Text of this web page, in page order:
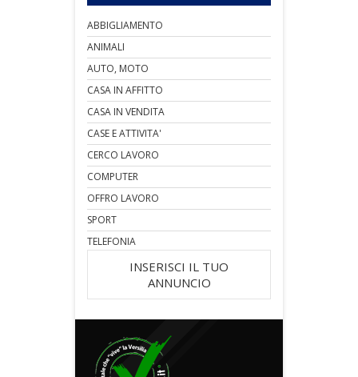
ABBIGLIAMENTO
ANIMALI
AUTO, MOTO
CASA IN AFFITTO
CASA IN VENDITA
CASE E ATTIVITA'
CERCO LAVORO
COMPUTER
OFFRO LAVORO
SPORT
TELEFONIA
INSERISCI IL TUO
ANNUNCIO